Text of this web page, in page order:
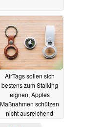
AirTags sollen sich
bestens zum Stalking
eignen, Apples
Maßnahmen schützen
nicht ausreichend
07.05.2021